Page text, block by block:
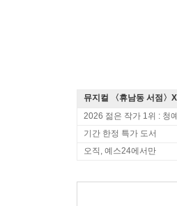
2026 젊은 작가 1위 : 청예
기간 한정 특가 도서
오직, 예스24에서만